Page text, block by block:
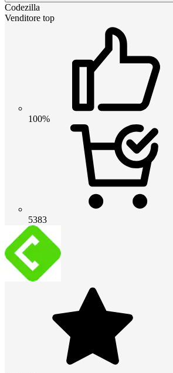
Codezilla
Venditore top
100%
5383